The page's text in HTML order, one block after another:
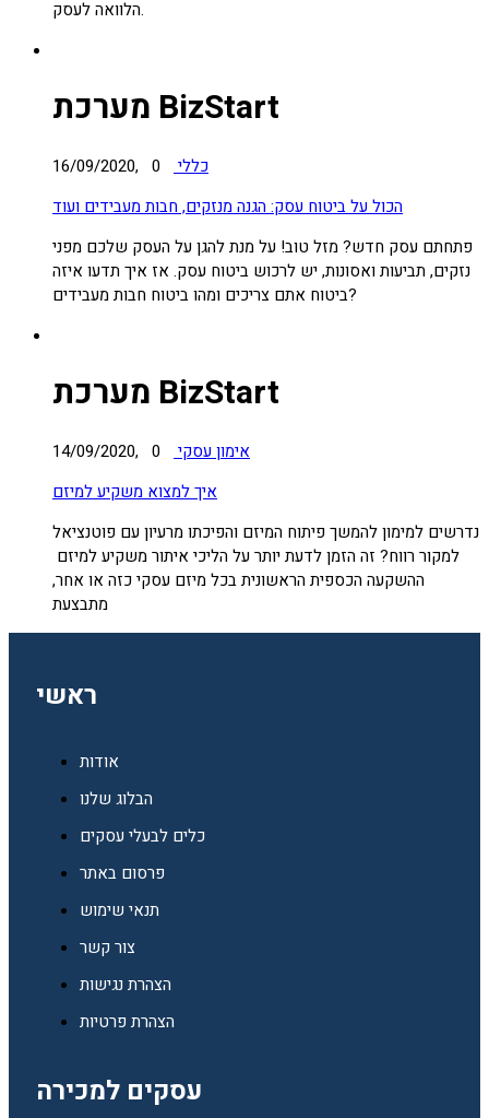
הלוואה לעסק.
מערכת BizStart
16/09/2020, כללי
0
הכול על ביטוח עסק: הגנה מנזקים, חבות מעבידים ועוד
פתחתם עסק חדש? מזל טוב! על מנת להגן על העסק שלכם מפני
נזקים, תביעות ואסונות, יש לרכוש ביטוח עסק. אז איך תדעו איזה
ביטוח אתם צריכים ומהו ביטוח חבות מעבידים?
מערכת BizStart
14/09/2020, אימון עסקי 0
איך למצוא משקיע למיזם
נדרשים למימון להמשך פיתוח המיזם והפיכתו מרעיון עם פוטנציאל
למקור רווח? זה הזמן לדעת יותר על הליכי איתור משקיע למיזם
ההשקעה הכספית הראשונית בכל מיזם עסקי כזה או אחר,
מתבצעת
ראשי
אודות
הבלוג שלנו
כלים לבעלי עסקים
פרסום באתר
תנאי שימוש
צור קשר
הצהרת נגישות
הצהרת פרטיות
עסקים למכירה